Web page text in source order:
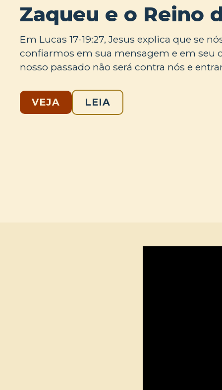
Zaqueu e o Reino
Em Lucas 17-19:27, Jesus explica que se
confiarmos em sua mensagem e em seu
nosso passado não será contra nós e
VEJA LEIA